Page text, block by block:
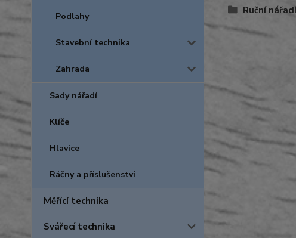
Podlahy
Stavební technika
Zahrada
Sady nářadí
Klíče
Hlavice
Ráčny a příslušenství
Měřící technika
Svářecí technika
Ruční nářadí